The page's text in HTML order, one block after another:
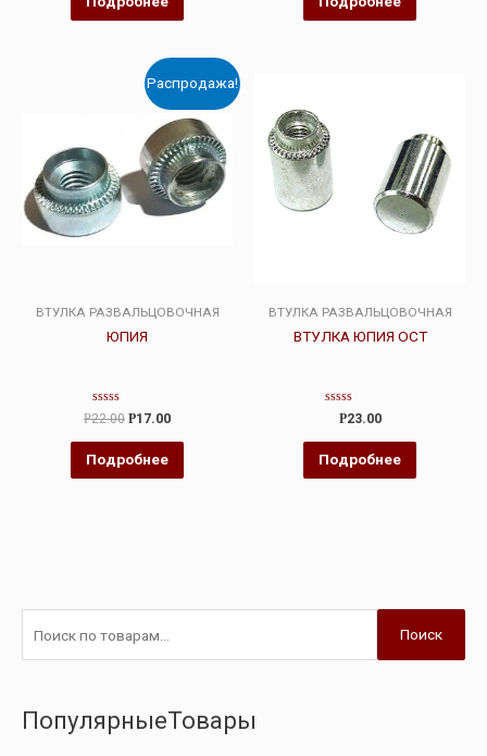
Распродажа!
ВТУЛКА РАЗВАЛЬЦОВОЧНАЯ
ЮПИЯ
Оценка
0
из
5
Р22.00 Р17.00
Подробнее
ВТУЛКА РАЗВАЛЬЦОВОЧНАЯ
ВТУЛКА ЮПИЯ ОСТ
Оценка
из
5
Р23.00
Подробнее
Поиск
ПопулярныеТовары